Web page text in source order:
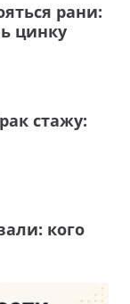
рани:
цинку
стажу:
кого